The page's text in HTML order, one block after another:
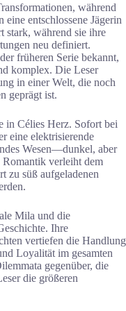
während
entschlossene Jägerin
stark, während sie ihre
neu definiert.
früheren Serie bekannt,
komplex. Die Leser
in einer Welt, die noch
geprägt ist.
in Célies Herz. Sofort bei
eine elektrisierende
Wesen—dunkel, aber
Romantik verleiht dem
zu süß aufgeladenen
Mila und die
Ihre
vertiefen die Handlung
Loyalität im gesamten
gegenüber, die
die größeren